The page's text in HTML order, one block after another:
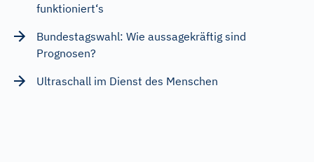
funktioniert‘s
Bundestagswahl: Wie aussagekräftig sind
Prognosen?
Ultraschall im Dienst des Menschen